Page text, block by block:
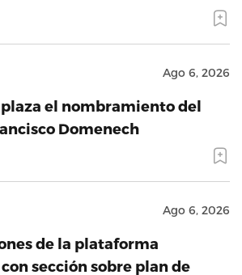
Ago 6, 2026
el nombramiento del
Domenech
Ago 6, 2026
de la plataforma
sección sobre plan de